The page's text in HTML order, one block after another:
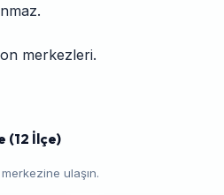
merkezleri.
(12 İlçe)
ulaşın.